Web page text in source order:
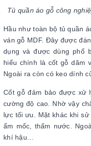
Tủ quần áo gỗ công
Hầu như toàn bộ tủ quần
ván gỗ MDF. Đây được
dụng và được dùng phổ
hiểu chính là cốt gỗ dăm
Ngoài ra còn có keo dính
Cốt gỗ đảm bảo được xử
cường độ cao. Nhờ vậy
lực tối ưu. Mặt khác khi
ẩm mốc, thấm nước.
khí hậu…